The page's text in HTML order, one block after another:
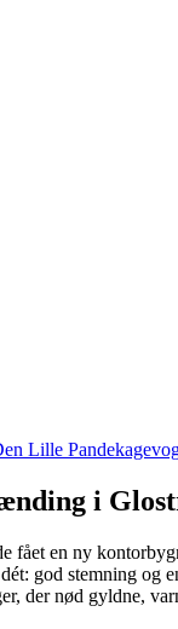
Lille
i
fået en ny
god stemning og
der nød gyldne,